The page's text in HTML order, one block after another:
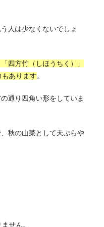
人は少なくないでしょ
四方竹（しほうちく）」
あります。
通り四角い形をしていま
秋の山菜として天ぷらや
せん。